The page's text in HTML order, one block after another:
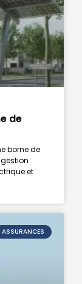
de
borne de
et
ASSURANCES